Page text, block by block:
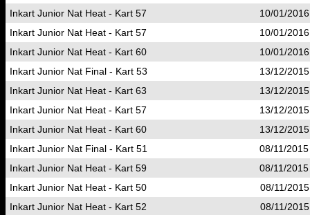
Inkart Junior Nat Heat - Kart 57
10/01/
Inkart Junior Nat Heat - Kart 57
10/01/
Inkart Junior Nat Heat - Kart 60
10/01/
Inkart Junior Nat Final - Kart 53
13/12/
Inkart Junior Nat Heat - Kart 63
13/12/
Inkart Junior Nat Heat - Kart 57
13/12/
Inkart Junior Nat Heat - Kart 60
13/12/
Inkart Junior Nat Final - Kart 51
08/11/
Inkart Junior Nat Heat - Kart 59
08/11/
Inkart Junior Nat Heat - Kart 50
08/11/
Inkart Junior Nat Heat - Kart 52
08/11/